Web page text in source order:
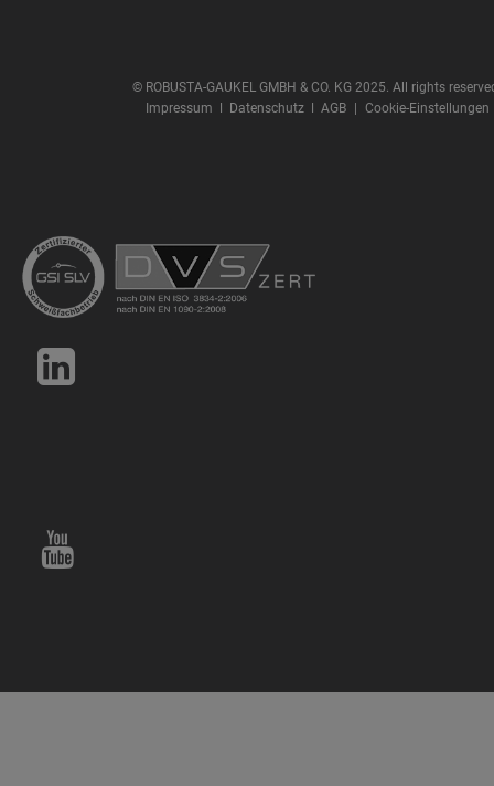
© ROBUSTA-GAUKEL GMBH & CO. KG 2025. All rights
Impressum
Datenschutzǀ AGB Cookie-Einstellungen